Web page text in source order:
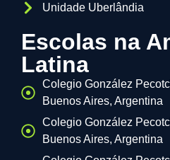
Unidade Uberlândia
Escolas na
Latina
Colegio González
Buenos Aires, Argentina
Colegio González
Buenos Aires, Argentina